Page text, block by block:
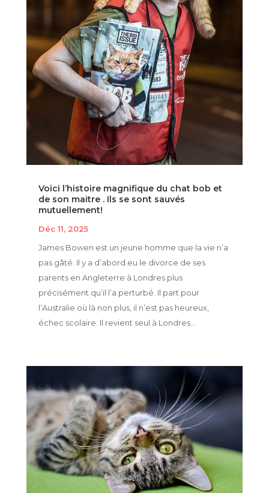
Voici l’histoire magnifique du chat bob et
de son maitre . Ils se sont sauvés
mutuellement!
Déc 11, 2025
James Bowen est un jeune homme que la vie n’a
pas gâté. Il y a d’abord eu le divorce de ses
parents en Angleterre à Londres plus
précisément qu’il l’a perturbé. Il part pour
l’Australie où là non plus, il n’est pas heureux,
échec scolaire. Il revient seul à Londres...